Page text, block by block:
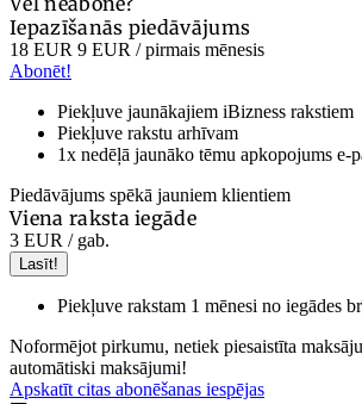
Iepazīšanās piedāvājums
18 EUR 9 EUR / pirmais mēnesis
Abonēt!
Piekļuve jaunākajiem iBizness rakstiem
Piekļuve rakstu arhīvam
1x nedēļā jaunāko tēmu apkopojums e-
Piedāvājums spēkā jauniem klientiem
Viena raksta iegāde
3 EUR / gab.
Lasīt!
Piekļuve rakstam 1 mēnesi no iegādes
Noformējot pirkumu, netiek piesaistīta
automātiski maksājumi!
Apskatīt citas abonēšanas iespējas